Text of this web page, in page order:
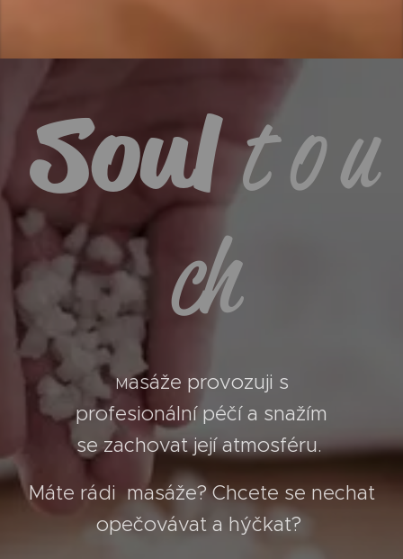
Soult o u
ch
Masáže provozuji s
profesionální péčí a snažím
se zachovat její atmosféru.
Máte rádi masáže? Chcete se nechat
opečovávat a hýčkat?